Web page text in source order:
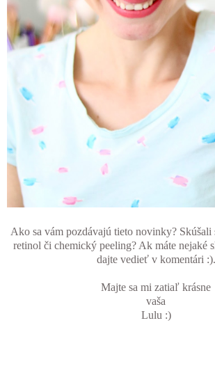
Ako sa vám pozdávajú tieto novinky? Skúšali
retinol či chemický peeling? Ak máte nejaké
dajte vedieť v komentári :).
Majte sa mi zatiaľ krásne
vaša
Lulu :)